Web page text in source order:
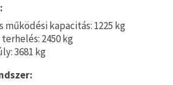
működési kapacitás: 1225 kg
2450 kg
3681 kg